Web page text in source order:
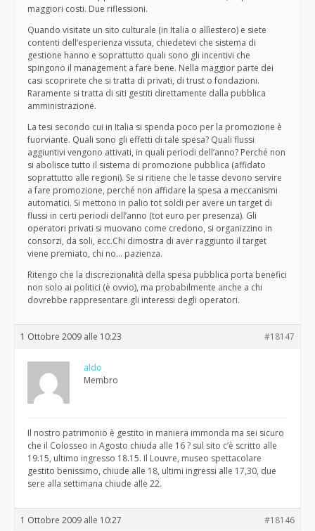
maggiori costi. Due riflessioni.
Quando visitate un sito culturale (in Italia o allìestero) e siete
contenti dell‘esperienza vissuta, chiedetevi che sistema di
gestione hanno e soprattutto quali sono gli incentivi che
spingono il management a fare bene. Nella maggior parte dei
casi scoprirete che si tratta di privati, di trust o fondazioni.
Raramente si tratta di siti gestiti direttamente dalla pubblica
amministrazione.
La tesi secondo cui in Italia si spenda poco per la promozione è
fuorviante. Quali sono gli effetti di tale spesa? Quali flussi
aggiuntivi vengono attivati, in quali periodi dell’anno? Perché non
si abolisce tutto il sistema di promozione pubblica (affidato
soprattutto alle regioni). Se si ritiene che le tasse devono servire
a fare promozione, perché non affidare la spesa a meccanismi
automatici. Si mettono in palio tot soldi per avere un target di
flussi in certi periodi dell’anno (tot euro per presenza). Gli
operatori privati si muovano come credono, si organizzino in
consorzi, da soli, ecc.Chi dimostra di aver raggiunto il target
viene premiato, chi no… pazienza.
Ritengo che la discrezionalità della spesa pubblica porta benefici
non solo ai politici (è ovvio), ma probabilmente anche a chi
dovrebbe rappresentare gli interessi degli operatori.
1 Ottobre 2009 alle 10:23 #18147
aldo
Membro
Il nostro patrimonio è gestito in maniera immonda ma sei sicuro
che il Colosseo in Agosto chiuda alle 16 ? sul sito c’è scritto alle
19.15, ultimo ingresso 18.15. Il Louvre, museo spettacolare
gestito benissimo, chiude alle 18, ultimi ingressi alle 17,30, due
sere alla settimana chiude alle 22.
1 Ottobre 2009 alle 10:27 #18146